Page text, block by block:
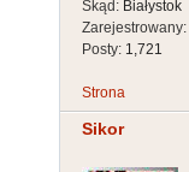
Skąd: Białystok
Zarejestrowany:
Posty: 1,721
Strona
Sikor